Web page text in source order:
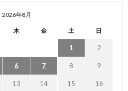
2026年8月
木 金 土 日
1 2
6 7 8 9
13 14 15 16